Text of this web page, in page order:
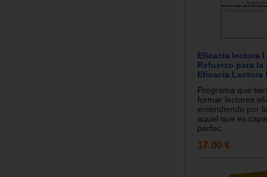
Eficacia lectora
Refuerzo para la
Eficacia Lectora
Programa que
formar lectores
entendiendo por
aquel que es
perfec...
17.00 €